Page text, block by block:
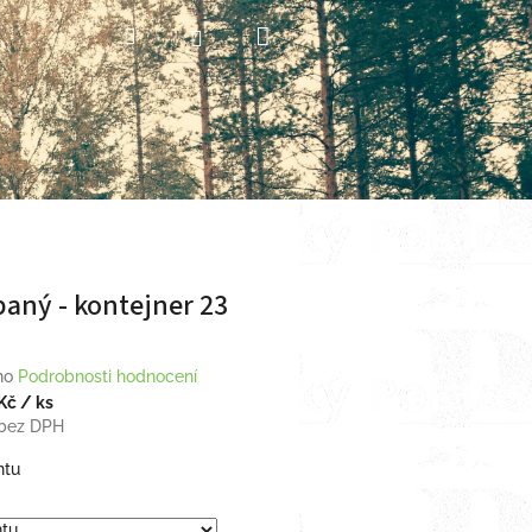
HledatPřihlášeníNákupní
košík
- kontejner 23
Podrobnosti hodnocení
/ ks
bez DPH